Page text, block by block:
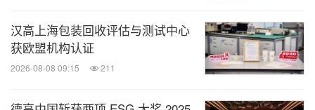
汉高上海包装回收评估与测试中心
获欧盟机构认证
2026-08-08 09:15 211